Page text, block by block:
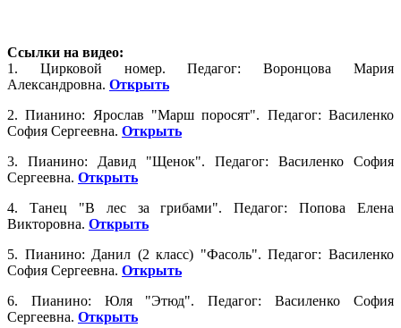
Ссылки на видео:
1. Цирковой номер. Педагог: Воронцова Мария
Александровна. Открыть
2. Пианино: Ярослав "Марш поросят". Педагог: Василенко
София Сергеевна. Открыть
3. Пианино: Давид "Щенок". Педагог: Василенко София
Сергеевна. Открыть
4. Танец "В лес за грибами". Педагог: Попова Елена
Викторовна. Открыть
5. Пианино: Данил (2 класс) "Фасоль". Педагог: Василенко
София Сергеевна. Открыть
6. Пианино: Юля "Этюд". Педагог: Василенко София
Сергеевна. Открыть